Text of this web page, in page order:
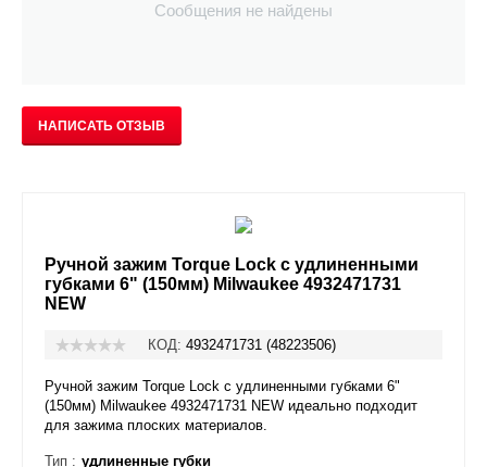
Сообщения не найдены
НАПИСАТЬ ОТЗЫВ
Ручной зажим Torque Lock с удлиненными
губками 6" (150мм) Milwaukee 4932471731
NEW
КОД: 4932471731 (48223506)
Ручной зажим Torque Lock с удлиненными губками 6"
(150мм) Milwaukee 4932471731 NEW идеально подходит
для зажима плоских материалов.
Тип : удлиненные губки